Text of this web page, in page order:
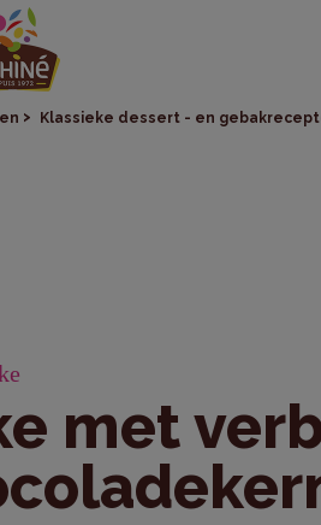
Klassieke dessert - en
met